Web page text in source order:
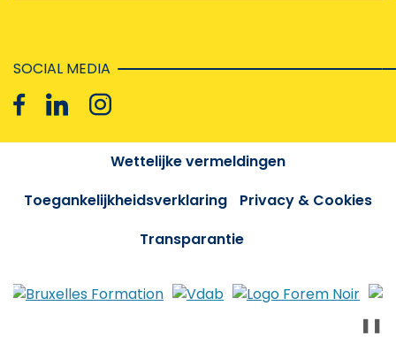
SOCIAL MEDIA
Wettelijke vermeldingen
Toegankelijkheidsverklaring
Privacy & Cookies
Transparantie
❚❚